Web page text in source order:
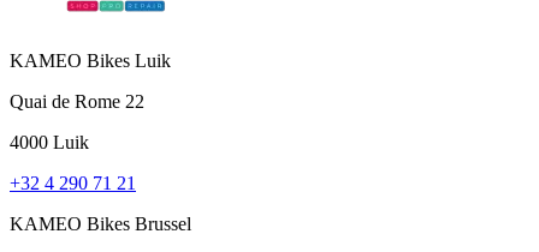
KAMEO Bikes Luik
Quai de Rome 22
4000 Luik
+32 4 290 71 21
KAMEO Bikes Brussel